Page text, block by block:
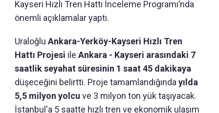
Kayseri Hızlı Tren Hattı İnceleme Programı’nda
önemli açıklamalar yaptı.
Uraloğlu Ankara-Yerköy-Kayseri Hızlı Tren
Hattı Projesi ile Ankara - Kayseri arasındaki 7
saatlik seyahat süresinin 1 saat 45 dakikaya
düşeceğini belirtti. Proje tamamlandığında yılda
5,5 milyon yolcu ve 3 milyon ton yük taşıyacak.
İstanbul'a 5 saatte hızlı tren ve ekonomik ulaşım